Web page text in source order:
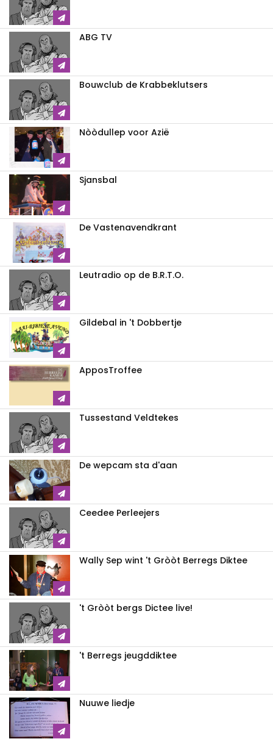
ABG TV
Bouwclub de Krabbeklutsers
Nòòdullep voor Azië
Sjansbal
De Vastenavendkrant
Leutradio op de B.R.T.O.
Gildebal in 't Dobbertje
ApposTroffee
Tussestand Veldtekes
De wepcam sta d'aan
Ceedee Perleejers
Wally Sep wint 't Gròòt Berregs Diktee
't Gròòt bergs Dictee live!
't Berregs jeugddiktee
Nuuwe liedje